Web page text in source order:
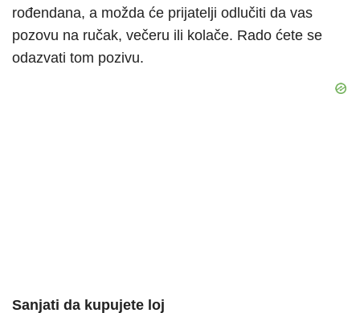
rođendana, a možda će prijatelji odlučiti da vas
pozovu na ručak, večeru ili kolače. Rado ćete se
odazvati tom pozivu.
Sanjati da kupujete loj